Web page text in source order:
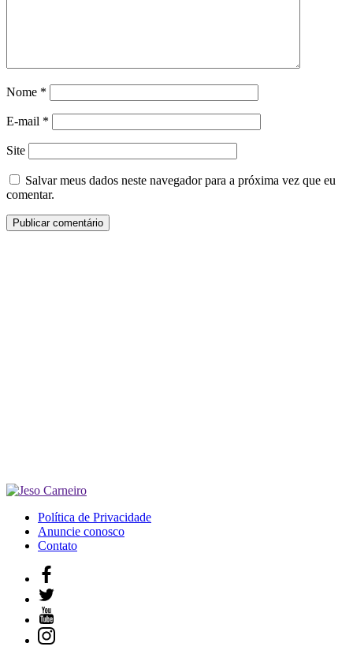
Nome *
E-mail *
Site
Salvar meus dados neste navegador para a próxima vez que eu
comentar.
Política de Privacidade
Anuncie conosco
Contato